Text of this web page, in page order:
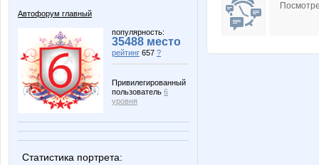
Автофорум главный
популярность:
35488 место
рейтинг 657 ?
Привилегированный
пользователь 6
уровня
Статистика портрета: